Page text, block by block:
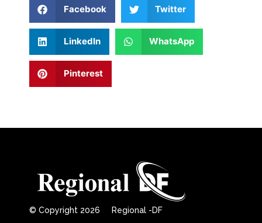
Facebook Twitter
LinkedIn WhatsApp
Pinterest
© Copyright 2026 Regional -DF